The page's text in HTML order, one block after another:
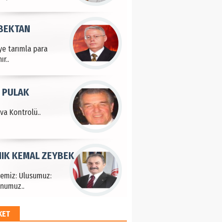
tarımla para
Kontrolü..
PULAK
Ulusumuz:
KEMAL ZEYBEK
HAYRİ PEKER